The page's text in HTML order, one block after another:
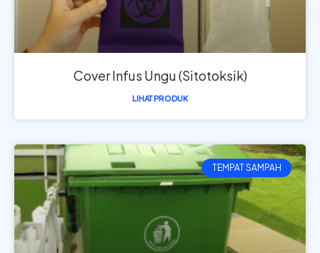
Cover Infus Ungu (Sitotoksik)
LIHAT PRODUK
TEMPAT SAMPAH